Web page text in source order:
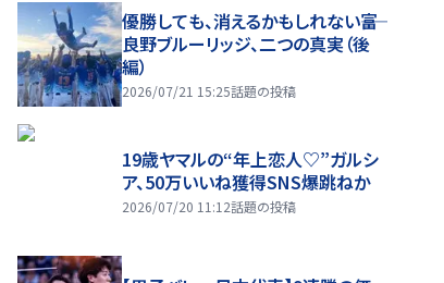
優勝しても、消えるかもしれない――富
良野ブルーリッジ、二つの真実（後
編）
2026/07/21 15:25話題の投稿
19歳ヤマルの“年上恋人♡”ガルシ
ア、50万いいね獲得SNS爆跳ねか
2026/07/20 11:12話題の投稿